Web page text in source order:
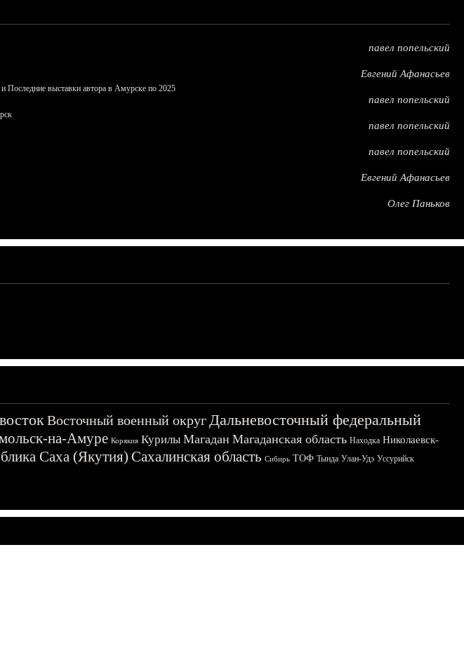
павел попельский
Евгений Афанасьев
Последние выставки автора в Амурске по 2025
павел попельский
павел попельский
павел попельский
Евгений Афанасьев
Олег Паньков
Восточный военный округДальневосточный федеральный
на-Амуре Корякия Курилы Магадан Магаданская область Находка Николаевск-
Саха (Якутия) Сахалинская область Сибирь ТОФ Тында Улан-Удэ Уссурийск